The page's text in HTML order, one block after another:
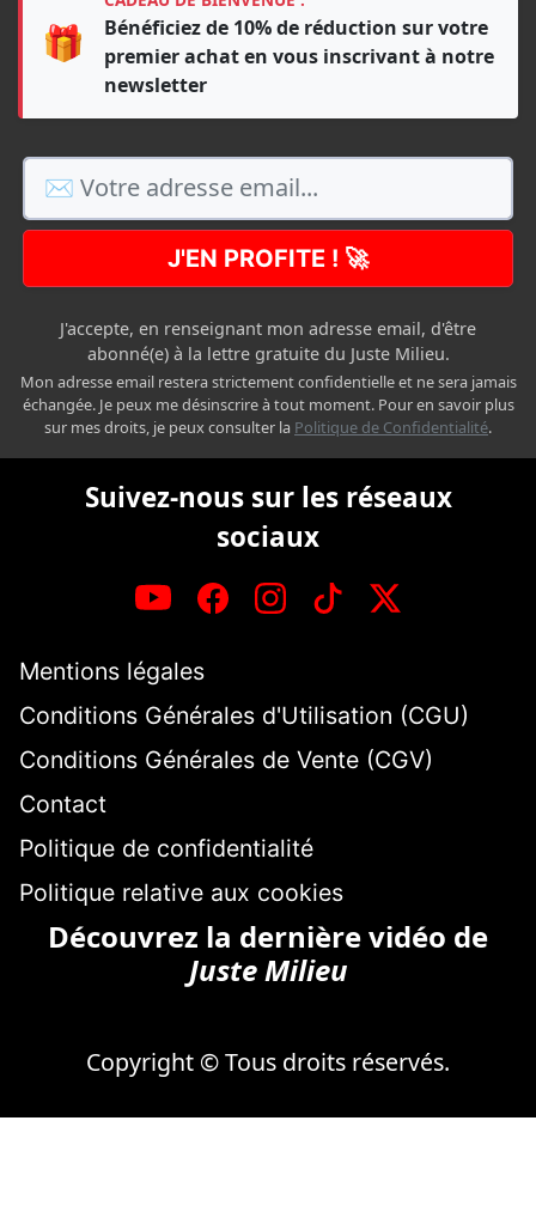
🎁
Bénéficiez de 10% de réduction sur votre
premier achat en vous inscrivant à notre
newsletter
J'EN PROFITE ! 🚀
J'accepte, en renseignant mon adresse email, d'être
abonné(e) à la lettre gratuite du Juste Milieu.
Mon adresse email restera strictement confidentielle et ne sera jamais
échangée. Je peux me désinscrire à tout moment. Pour en savoir plus
sur mes droits, je peux consulter la Politique de Confidentialité.
Suivez-nous sur les réseaux
sociaux
Mentions légales
Conditions Générales d'Utilisation (CGU)
Conditions Générales de Vente (CGV)
Contact
Politique de confidentialité
Politique relative aux cookies
Découvrez la dernière vidéo de
Juste Milieu
Copyright © Tous droits réservés.